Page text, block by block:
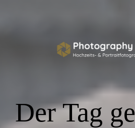
Der Tag
Über mich